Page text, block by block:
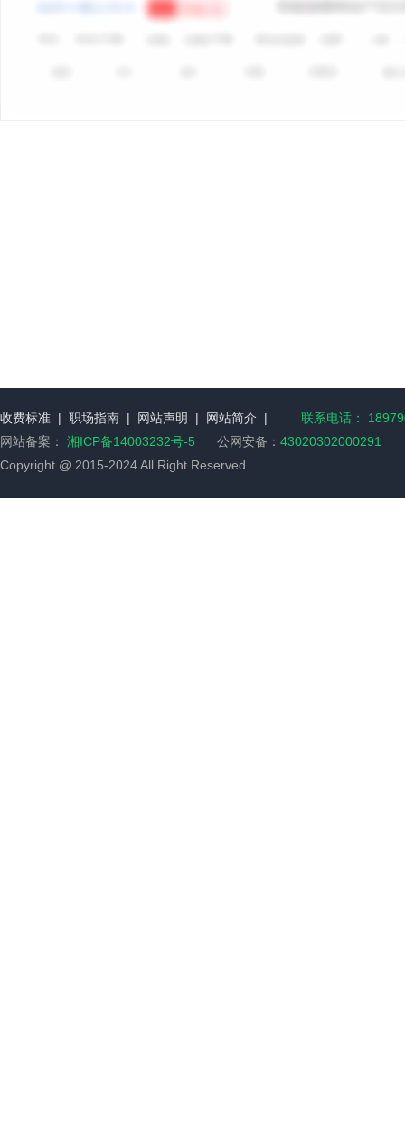
收费标准 | 职场指南 | 网站声明 | 网站简介 |
联系电话：
网站备案： 湘ICP备14003232号-5 公网安备： 43020302000291
Copyright @ 2015-2024 All Right Reserved